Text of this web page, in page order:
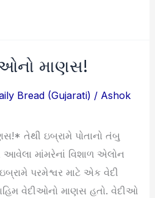
માણસ!
Bread (Gujarati) / Ashok
તેથી ઇબ્રામે પોતાનો તંબુ
માંમરેનાં વિશાળ એલોન
ઇબ્રામે પરમેશ્વર માટે એક વેદી
વેદીઓનો માણસ હતો. વેદીઓ